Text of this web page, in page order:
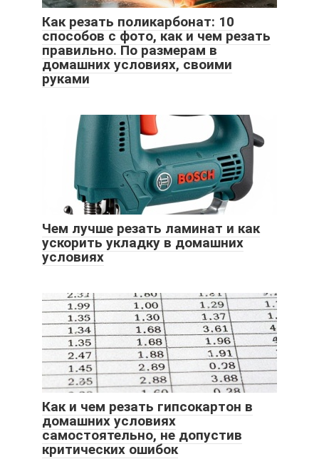
Как резать поликарбонат: 10
способов с фото, как и чем резать
правильно. По размерам в
домашних условиях, своими
руками
Чем лучше резать ламинат и как
ускорить укладку в домашних
условиях
Как и чем резать гипсокартон в
домашних условиях
самостоятельно, не допустив
критических ошибок